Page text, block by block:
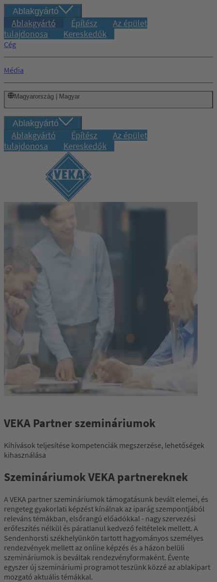
Ablakgyártó
Ablakgyártó Építész
Az épület
tulajdonosa
Kereskedők
Cég
Média
Magyarország | Magyar
Ablakgyártó
Ablakgyártó Építész
Az épület
tulajdonosa
Kereskedők
VEKA Partner szemináriumok
Kihívások teljesítése kompetenciák megszerzése, lehetőségek
kihasználása
Szemináriumok VEKA partnereknek
A VEKA partner szemináriumok támogatásunk bevált elemei, és
rengeteg gyakorlati képzést kínálnak az iparág szempontjából
releváns témákban, elsőrangú előadókkal - nagy szervezési
erőfeszítés nélkül és páratlanul kedvező feltételek mellett. A
Sendenhorsti székhelyünkön tartott hagyományos személyes
rendezvények mellett az online képzés és a házon belüli
szemináriumok is beváltak rendezvényformaként. Évente
egyszer új szemináriumi programot teszünk közzé az ablakipart
mozgató aktuális témákkal.